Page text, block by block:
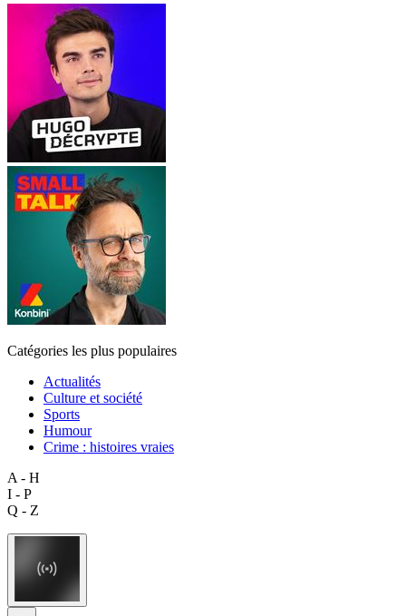
Catégories les plus populaires
Actualités
Culture et société
Sports
Humour
Crime : histoires vraies
A - H
I - P
Q - Z